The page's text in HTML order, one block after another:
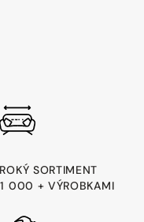
SORTIMENT
000 + VÝROBKAMI